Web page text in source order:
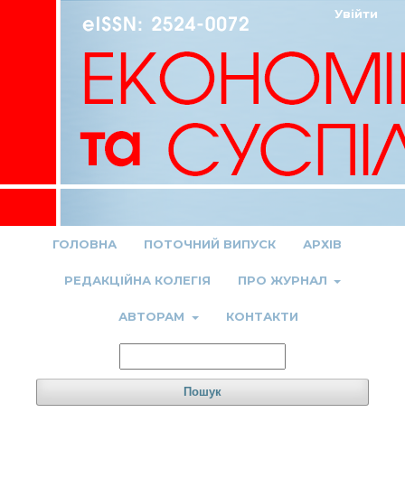
ГОЛОВНА ПОТОЧНИЙ ВИПУСК АРХІВ
РЕДАКЦІЙНА КОЛЕГІЯ ПРО ЖУРНАЛ
АВТОРАМ КОНТАКТИ
Пошук
Увійти